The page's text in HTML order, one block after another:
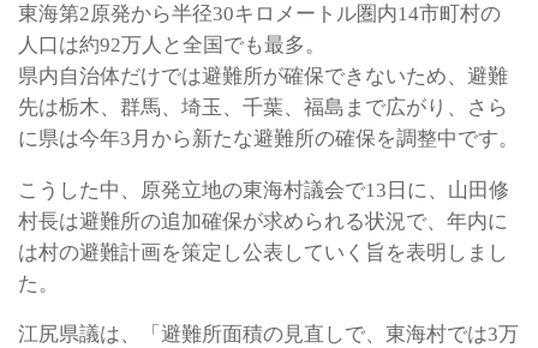
東海第2原発から半径30キロメートル圏内14市町村の
人口は約92万人と全国でも最多。
県内自治体だけでは避難所が確保できないため、避難
先は栃木、群馬、埼玉、千葉、福島まで広がり、さら
に県は今年3月から新たな避難所の確保を調整中です。
こうした中、原発立地の東海村議会で13日に、山田修
村長は避難所の追加確保が求められる状況で、年内に
は村の避難計画を策定し公表していく旨を表明しまし
た。
江尻県議は、「避難所面積の見直しで、東海村では3万